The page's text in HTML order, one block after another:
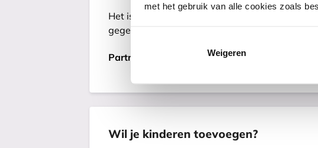
met het gebruik van alle cookies zoals
Weigeren
Het is mogelijk om je partner toe te voegen aan
gegevens van je partner in voor een vergelijking.
Partner meeverzekeren
Wil je kinderen toevoegen?